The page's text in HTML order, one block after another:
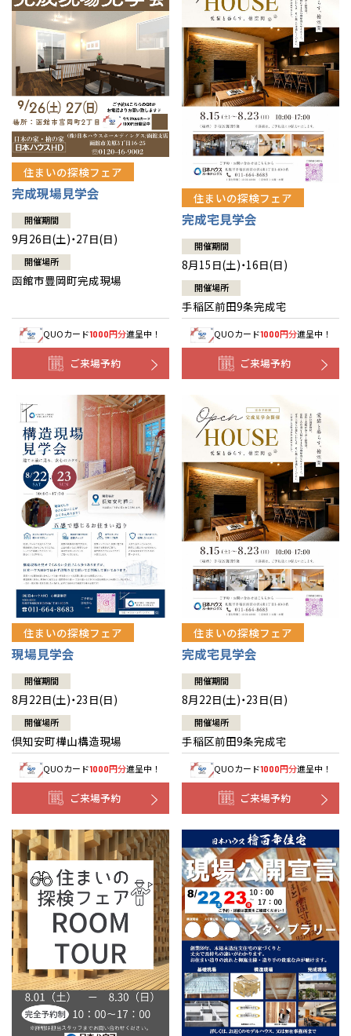
住まいの探検フェア
完成現場見学会
開催期間
9月26日(土)・27日(日)
開催場所
函館市豊岡町完成現場
QUOカード1000円分進呈中！
ご来場予約
住まいの探検フェア
完成宅見学会
開催期間
8月15日(土)・16日(日)
開催場所
手稲区前田9条完成宅
QUOカード1000円分進呈中！
ご来場予約
住まいの探検フェア
現場見学会
開催期間
8月22日(土)・23日(日)
開催場所
倶知安町樺山構造現場
QUOカード1000円分進呈中！
ご来場予約
住まいの探検フェア
完成宅見学会
開催期間
8月22日(土)・23日(日)
開催場所
手稲区前田9条完成宅
QUOカード1000円分進呈中！
ご来場予約
全国の展示場
北海道
札幌
道央
道北
道南
道東
東北
青森
秋田
岩手
山形
宮城
福島
甲信越・北陸
新潟
山梨
長野
富山
石川
福井
関東
東京
神奈川
埼玉
千葉
茨城
栃木
群馬
東海
愛知
岐阜
静岡
三重
近畿
大阪
京都
兵庫
奈良
滋賀
和歌山
中国・四国
岡山
香川
愛媛
鳥取
島根
広島
山口
九州
福岡
佐賀
熊本
大分
宮崎
鹿児島
分譲マンション
※現住所のある都道府県以外の建築予定地の方でも現住所の有るお近
くの展示場又は店舗にお問合せください。移住の計画の方もご相談対
応します。お気軽にご相談ください。
お近くのイベント
北海道
札幌
札幌
小樽
道央
苫小牧千歳
小樽
道北
道南
道東
釧路
東北
青森県
八戸
青森
秋田県
秋田
岩手県
山形県
宮城県
仙台
福島県
会津
甲信越・北陸
新潟県
長岡
山梨県
長野県
富山県
富山
石川県
福井県
福井
関東
東京都
神奈川県
相模
埼玉県
埼玉
千葉県
千葉
柏
茨城県
水戸
栃木県
宇都宮
小山
群馬県
群馬
伊勢崎
東海
愛知県
岐阜県
岐阜
静岡県
三重県
四日市
近畿
大阪府
大阪
京都府
京都
兵庫県
姫路
奈良県
奈良
中国・四国
岡山県
岡山
愛媛県
松山
九州
福岡県
福岡
佐賀県
佐賀
熊本県
熊本
大分県
大分
宮崎県
宮崎
鹿児島県
鹿児島